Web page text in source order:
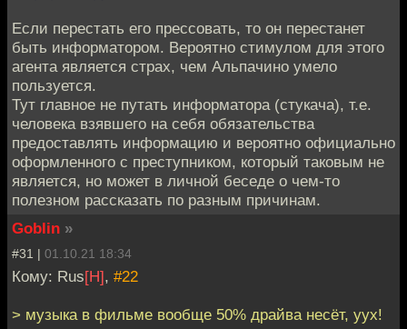
Если перестать его прессовать, то он перестанет
быть информатором. Вероятно стимулом для этого
агента является страх, чем Альпачино умело
пользуется.
Тут главное не путать информатора (стукача), т.е.
человека взявшего на себя обязательства
предоставлять информацию и вероятно официально
оформленного с преступником, который таковым не
является, но может в личной беседе о чем-то
полезном рассказать по разным причинам.
Goblin »
#31 | 01.10.21 18:34
Кому: Rus[H], #22
> музыка в фильме вообще 50% драйва несёт, уух!